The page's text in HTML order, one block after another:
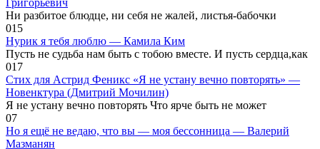
Ни разбитое блюдце, ни себя не жалей, листья-бабочки
015
Нурик я тебя люблю — Камила Ким
Пусть не судьба нам быть с тобою вместе. И пусть сердца,как
017
Стих для Астрид Феникс «Я не устану вечно повторять» —
Новенктура (Дмитрий Мочилин)
Я не устану вечно повторять Что ярче быть не может
07
Но я ещё не ведаю, что вы — моя бессонница — Валерий
Мазманян